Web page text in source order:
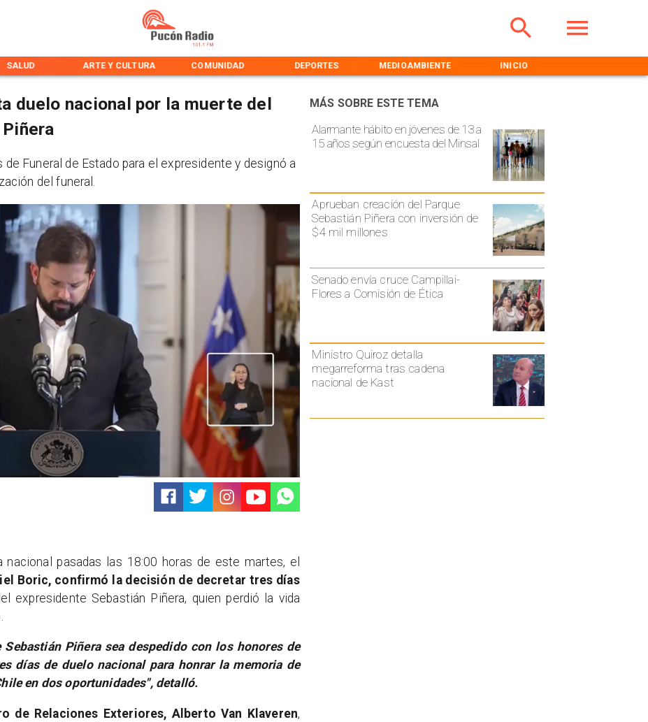
SALUD ARTE Y CULTURA COMUNIDAD DEPORTES MEDIOAMBIENTE INICIO
Alarmante hábito en jóvenes de 13 a
15 años según encuesta del Minsal
Aprueban creación del Parque
Sebastián Piñera con inversión de
$4 mil millones
Senado envía cruce Campillai-
Flores a Comisión de Ética
Ministro Quiroz detalla
megarreforma tras cadena
nacional de Kast
MÁS SOBRE ESTE TEMA
duelo nacional por la muerte del
Funeral de Estado para el expresidente y designó a
del funeral.
pasadas las 18:00 horas de este martes, el
Boric, confirmó la decisión de decretar tres días
expresidente Sebastián Piñera, quien perdió la vida
Piñera sea despedido con los honores de
días de duelo nacional para honrar la memoria de
en dos oportunidades", detalló.
de Relaciones Exteriores, Alberto Van Klaveren,